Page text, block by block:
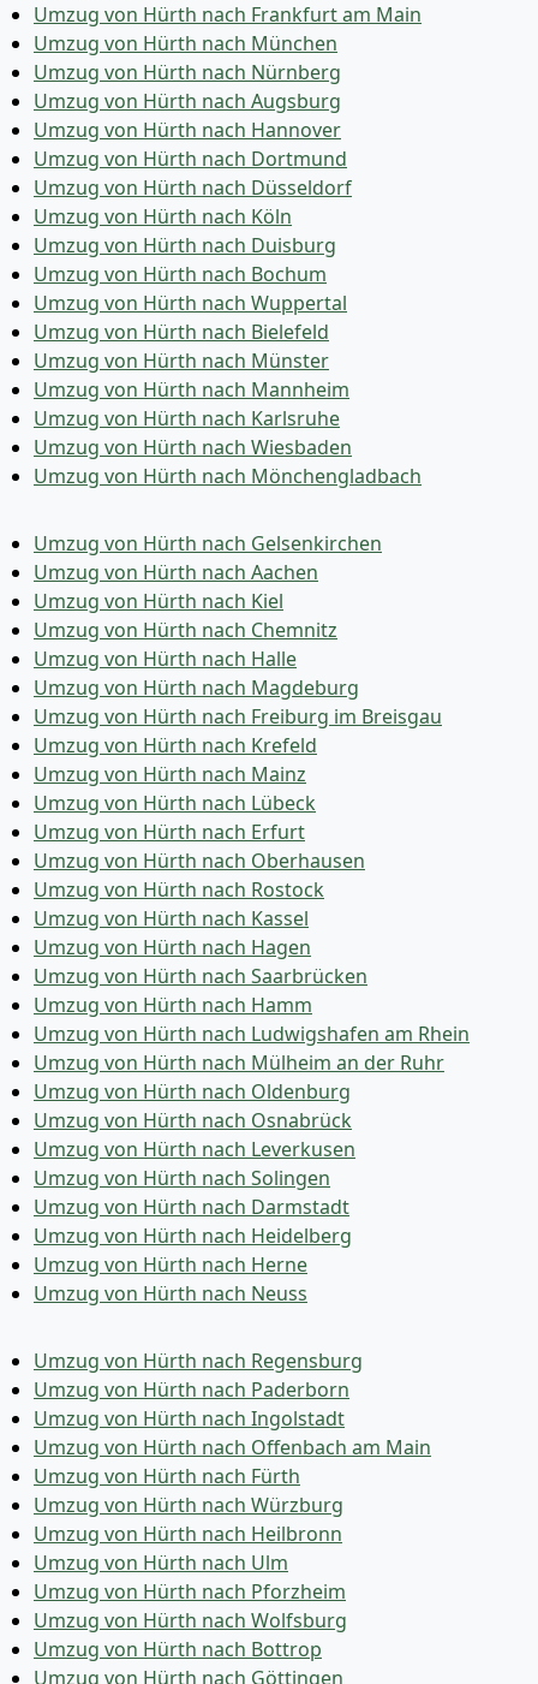
Umzug von Hürth nach Frankfurt am Main
Umzug von Hürth nach München
Umzug von Hürth nach Nürnberg
Umzug von Hürth nach Augsburg
Umzug von Hürth nach Hannover
Umzug von Hürth nach Dortmund
Umzug von Hürth nach Düsseldorf
Umzug von Hürth nach Köln
Umzug von Hürth nach Duisburg
Umzug von Hürth nach Bochum
Umzug von Hürth nach Wuppertal
Umzug von Hürth nach Bielefeld
Umzug von Hürth nach Münster
Umzug von Hürth nach Mannheim
Umzug von Hürth nach Karlsruhe
Umzug von Hürth nach Wiesbaden
Umzug von Hürth nach Mönchen­gladbach
Umzug von Hürth nach Gelsenkirchen
Umzug von Hürth nach Aachen
Umzug von Hürth nach Kiel
Umzug von Hürth nach Chemnitz
Umzug von Hürth nach Halle
Umzug von Hürth nach Magdeburg
Umzug von Hürth nach Freiburg im Breisgau
Umzug von Hürth nach Krefeld
Umzug von Hürth nach Mainz
Umzug von Hürth nach Lübeck
Umzug von Hürth nach Erfurt
Umzug von Hürth nach Oberhausen
Umzug von Hürth nach Rostock
Umzug von Hürth nach Kassel
Umzug von Hürth nach Hagen
Umzug von Hürth nach Saarbrücken
Umzug von Hürth nach Hamm
Umzug von Hürth nach Ludwigshafen am Rhein
Umzug von Hürth nach Mülheim an der Ruhr
Umzug von Hürth nach Oldenburg
Umzug von Hürth nach Osnabrück
Umzug von Hürth nach Leverkusen
Umzug von Hürth nach Solingen
Umzug von Hürth nach Darmstadt
Umzug von Hürth nach Heidelberg
Umzug von Hürth nach Herne
Umzug von Hürth nach Neuss
Umzug von Hürth nach Regensburg
Umzug von Hürth nach Paderborn
Umzug von Hürth nach Ingolstadt
Umzug von Hürth nach Offenbach am Main
Umzug von Hürth nach Fürth
Umzug von Hürth nach Würzburg
Umzug von Hürth nach Heilbronn
Umzug von Hürth nach Ulm
Umzug von Hürth nach Pforzheim
Umzug von Hürth nach Wolfsburg
Umzug von Hürth nach Bottrop
Umzug von Hürth nach Göttingen